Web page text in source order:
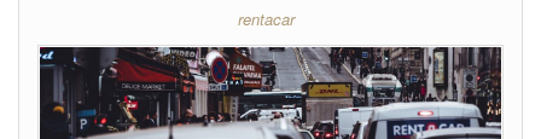
rentacar